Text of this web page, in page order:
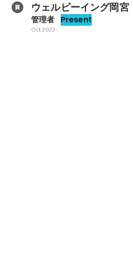
ウェルビーイング岡宮
管理者 Present
Oct 2023 -